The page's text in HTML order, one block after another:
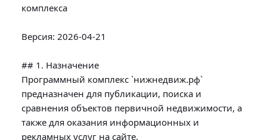
комплекса
Версия: 2026-04-21
## 1. Назначение
Программный комплекс `нижнедвиж.рф`
предназначен для публикации, поиска и
сравнения объектов первичной недвижимости, а
также для оказания информационных и
рекламных услуг на сайте.